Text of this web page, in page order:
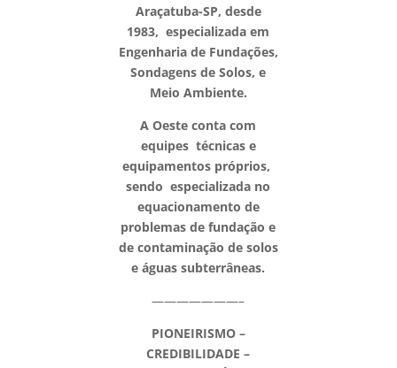
Araçatuba-SP, desde
1983, especializada em
Engenharia de Fundações,
Sondagens de Solos, e
Meio Ambiente.
A Oeste conta com
equipes técnicas e
equipamentos próprios,
sendo especializada no
equacionamento de
problemas de fundação e
de contaminação de solos
e águas subterrâneas.
———————–
PIONEIRISMO –
CREDIBILIDADE –